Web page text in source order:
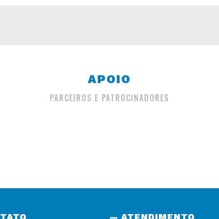
APOIO
PARCEIROS E PATROCINADORES
— ATENDIMENTO